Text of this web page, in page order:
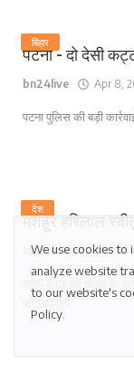
बिहार
पटना - दो देसी
bn24live Apr 8,
पटना पुलिस की बड़ी
देश
मशहूर हरिलाल
bn24live Mar 21,
महंगी शराब की बोतल के
We use cookies to
analyze website
to our website's
Policy